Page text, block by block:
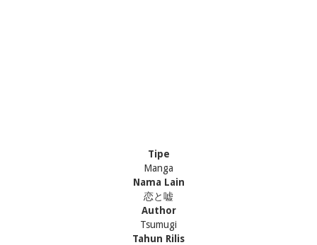
Tipe
Manga
Nama Lain
恋と嘘
Author
Tsumugi
Tahun Rilis